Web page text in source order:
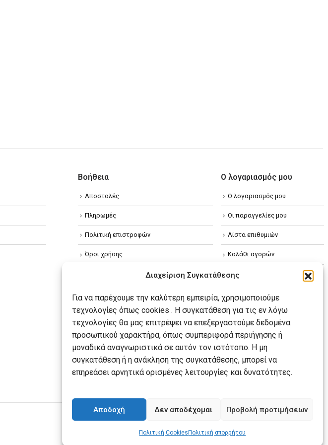
Διαχείριση Συγκατάθεσης
Για να παρέχουμε την καλύτερη εμπειρία, χρησιμοποιούμε
τεχνολογίες όπως cookies . Η συγκατάθεση για τις εν λόγω
τεχνολογίες θα μας επιτρέψει να επεξεργαστούμε δεδομένα
προσωπικού χαρακτήρα, όπως συμπεριφορά περιήγησης ή
μοναδικά αναγνωριστικά σε αυτόν τον ιστότοπο. Η μη
συγκατάθεση ή η ανάκληση της συγκατάθεσης, μπορεί να
επηρεάσει αρνητικά ορισμένες λειτουργίες και δυνατότητες.
Αποδοχή Δεν αποδέχομαι Προβολή προτιμήσεων
Πολιτική Cookies Πολιτική απορρήτου
Βοήθεια
Αποστολές
Πληρωμές
Πολιτική επιστροφών
Όροι χρήσης
Πολιτική απορρήτου
Πολιτική Cookies
Ο λογαριασμός μου
Ο λογαριασμός μου
Οι παραγγελίες μου
Λίστα επιθυμιών
Καλάθι αγορών